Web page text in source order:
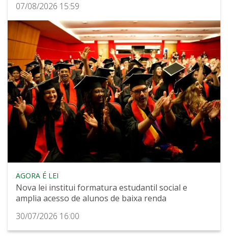
07/08/2026 15:59
AGORA É LEI
Nova lei institui formatura estudantil social e
amplia acesso de alunos de baixa renda
30/07/2026 16:00